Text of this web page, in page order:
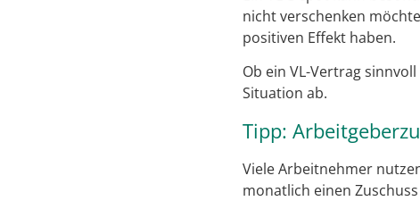
nicht verschenken
positiven Effekt haben.
Ob ein VL-Vertrag
Situation ab.
Tipp:
Viele Arbeitnehmer
monatlich einen